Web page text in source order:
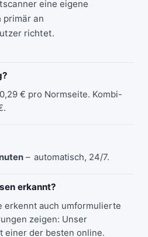
eine eigene
primär an
richtet.
€ pro Normseite. Kombi-
– automatisch, 24/7.
erkannt?
erkennt auch umformulierte
zeigen: Unser
einer der besten online.